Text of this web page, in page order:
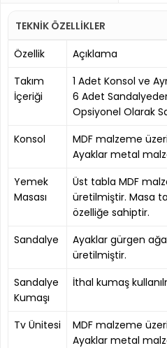
TEKNİK ÖZELLİKLER
Özellik
Açıklama
Takım
İçeriği
1 Adet Konsol ve
6 Adet
Opsiyonel Olarak
Konsol
MDF malzeme
Ayaklar metal
Yemek
Masası
Üst tabla MDF
üretilmiştir. Masa
özelliğe sahiptir.
Sandalye
Ayaklar gürgen
üretilmiştir.
Sandalye
Kumaşı
İthal kumaş
Tv Ünitesi
MDF malzeme
Ayaklar metal